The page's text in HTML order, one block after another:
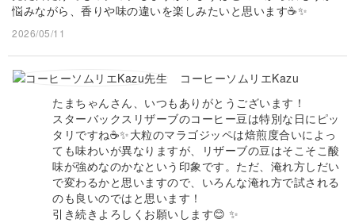
悩みながら、香りや味の違いを楽しみたいと思います☕✨
2026/05/11
コーヒーソムリエKazu
たまちゃんさん、いつもありがとうございます！
スターバックスリザーブのコーヒー豆は特別な日にピッ
タリですね☕✨大粒のマラゴジッペは焙煎度合いによっ
ても味わいが異なりますが、リザーブの豆はそこそこ酸
味が強めなのかなという印象です。ただ、淹れ方しだい
で変わるかと思いますので、いろんな淹れ方で試される
のも良いのではと思います！
引き続きよろしくお願いします😊 ✨